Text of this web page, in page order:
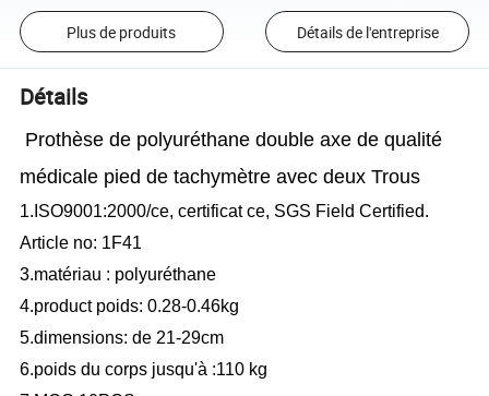
Plus de produits Détails de l'entreprise
Détails
Prothèse de polyuréthane double axe de qualité
médicale pied de tachymètre avec deux Trous
1.ISO9001:2000/ce, certificat ce, SGS Field Certified.
Article no: 1F41
3.matériau : polyuréthane
4.product poids: 0.28-0.46kg
5.dimensions: de 21-29cm
6.poids du corps jusqu'à :110 kg